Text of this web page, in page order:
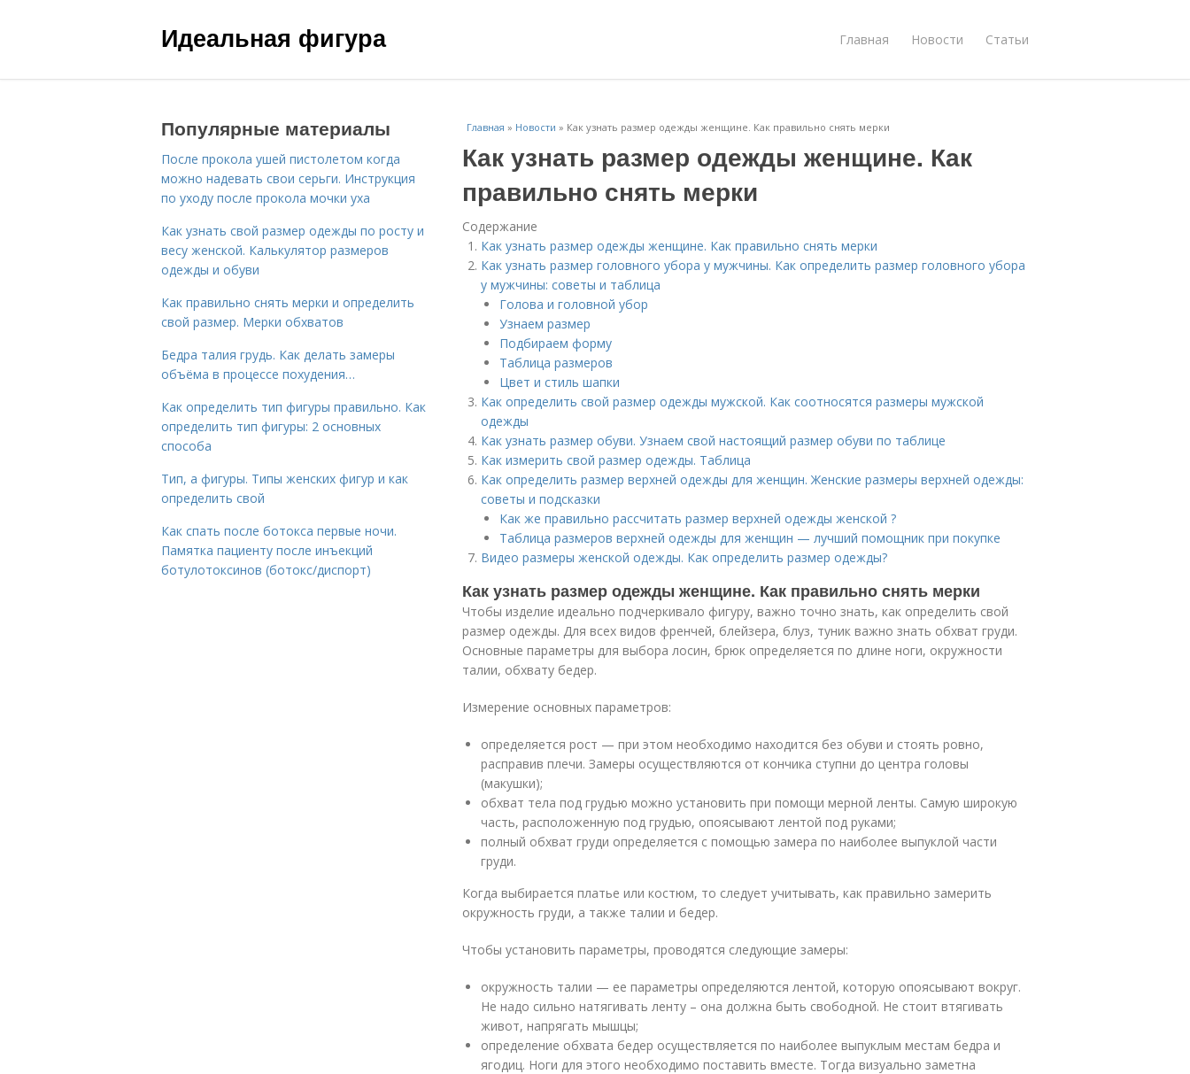
Идеальная фигура Главная Новости Статьи
Главная » Новости » Как узнать размер одежды женщине. Как правильно снять мерки
Как узнать размер одежды женщине. Как
правильно снять мерки
Содержание
Как узнать размер одежды женщине. Как правильно снять мерки
Как узнать размер головного убора у мужчины. Как определить размер головного убора
у мужчины: советы и таблица
Голова и головной убор
Узнаем размер
Подбираем форму
Таблица размеров
Цвет и стиль шапки
Как определить свой размер одежды мужской. Как соотносятся размеры мужской
одежды
Как узнать размер обуви. Узнаем свой настоящий размер обуви по таблице
Как измерить свой размер одежды. Таблица
Как определить размер верхней одежды для женщин. Женские размеры верхней одежды:
советы и подсказки
Как же правильно рассчитать размер верхней одежды женской ?
Таблица размеров верхней одежды для женщин — лучший помощник при покупке
Видео размеры женской одежды. Как определить размер одежды?
Как узнать размер одежды женщине. Как правильно снять мерки
Чтобы изделие идеально подчеркивало фигуру, важно точно знать, как определить свой
размер одежды. Для всех видов френчей, блейзера, блуз, туник важно знать обхват груди.
Основные параметры для выбора лосин, брюк определяется по длине ноги, окружности
талии, обхвату бедер.
Измерение основных параметров:
определяется рост — при этом необходимо находится без обуви и стоять ровно,
расправив плечи. Замеры осуществляются от кончика ступни до центра головы
(макушки);
обхват тела под грудью можно установить при помощи мерной ленты. Самую широкую
часть, расположенную под грудью, опоясывают лентой под руками;
полный обхват груди определяется с помощью замера по наиболее выпуклой части
груди.
Когда выбирается платье или костюм, то следует учитывать, как правильно замерить
окружность груди, а также талии и бедер.
Чтобы установить параметры, проводятся следующие замеры:
окружность талии — ее параметры определяются лентой, которую опоясывают вокруг.
Не надо сильно натягивать ленту – она должна быть свободной. Не стоит втягивать
живот, напрягать мышцы;
определение обхвата бедер осуществляется по наиболее выпуклым местам бедра и
ягодиц. Ноги для этого необходимо поставить вместе. Тогда визуально заметна
Популярные материалы
После прокола ушей пистолетом когда
можно надевать свои серьги. Инструкция
по уходу после прокола мочки уха
Как узнать свой размер одежды по росту и
весу женской. Калькулятор размеров
одежды и обуви
Как правильно снять мерки и определить
свой размер. Мерки обхватов
Бедра талия грудь. Как делать замеры
объёма в процессе похудения…
Как определить тип фигуры правильно. Как
определить тип фигуры: 2 основных
способа
Тип, а фигуры. Типы женских фигур и как
определить свой
Как спать после ботокса первые ночи.
Памятка пациенту после инъекций
ботулотоксинов (ботокс/диспорт)